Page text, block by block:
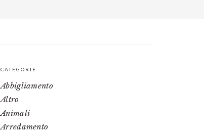
PRIMARY
SIDEBAR
CATEGORIE
Abbigliamento
Altro
Animali
Arredamento